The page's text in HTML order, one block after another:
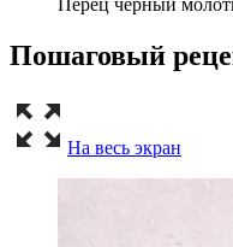
Перец черный
Пошаговый
На весь экран